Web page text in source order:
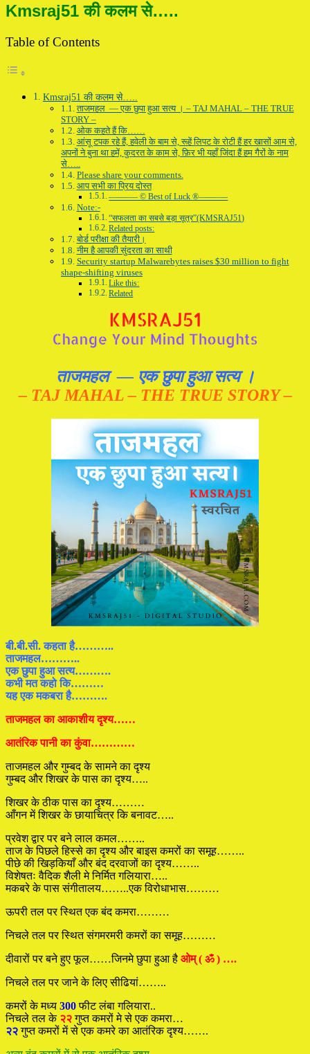
Kmsraj51 की कलम से…..
Table of Contents
Kmsraj51 की कलम से…..
ताजमहल — एक छुपा हुआ सत्य । – TAJ MAHAL – THE TRUE
STORY –
ओक कहते हैं कि……
आंसू टपक रहे हैं, हवेली के बाम से, रूहें लिपट के रोटी हैं हर खासों आम से,
अपनों ने बुना था हमें, कुदरत के काम से, फ़िर भी यहाँ जिंदा हैं हम गैरों के नाम
से…..
Please share your comments.
आप सभी का प्रिय दोस्त
———– © Best of Luck ®———–
Note:-
“सफलता का सबसे बड़ा सूत्र”(KMSRAJ51)
Related posts:
बोर्ड परीक्षा की तैयारी।
नीम है आपकी सुंदरता का साथी
Security startup Malwarebytes raises $30 million to fight
shape-shifting viruses
Like this:
Related
ताजमहल — एक छुपा हुआ सत्य ।
– TAJ MAHAL – THE TRUE STORY –
बी.बी.सी. कहता है………..
ताजमहल………..
एक छुपा हुआ सत्य……….
कभी मत कहो कि………
यह एक मकबरा है……….
ताजमहल का आकाशीय दृश्य……
आतंरिक पानी का कुंवा…………
ताजमहल और गुम्बद के सामने का दृश्य
गुम्बद और शिखर के पास का दृश्य…..
शिखर के ठीक पास का दृश्य………
आँगन में शिखर के छायाचित्र कि बनावट…..
प्रवेश द्वार पर बने लाल कमल……..
ताज के पिछले हिस्से का दृश्य और बाइस कमरों का समूह……..
पीछे की खिड़कियाँ और बंद दरवाजों का दृश्य……..
विशेषतः वैदिक शैली मे निर्मित गलियारा…..
मकबरे के पास संगीतालय……..एक विरोधाभास………
ऊपरी तल पर स्थित एक बंद कमरा………
निचले तल पर स्थित संगमरमरी कमरों का समूह………
दीवारों पर बने हुए फूल……जिनमे छुपा हुआ है ओम् ( ॐ ) ….
निचले तल पर जाने के लिए सीढियां……..
कमरों के मध्य 300फीट लंबा गलियारा..
निचले तल के २२गुप्त कमरों मे से एक कमरा…
२२ गुप्त कमरों में से एक कमरे का आतंरिक दृश्य…….